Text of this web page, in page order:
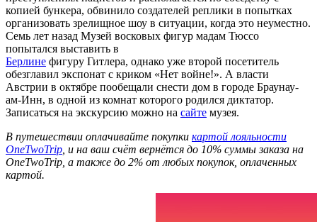
копией бункера, обвинило создателей реплики в попытках
организовать зрелищное шоу в ситуации, когда это неуместно.
Семь лет назад Музей восковых фигур мадам Тюссо
попытался выставить в
Берлине фигуру Гитлера, однако уже второй посетитель
обезглавил экспонат с криком «Нет войне!». А власти
Австрии в октябре пообещали снести дом в городе Браунау-
ам-Инн, в одной из комнат которого родился диктатор.
Записаться на экскурсию можно на сайте музея.
В путешествии оплачивайте покупки картой лояльности
OneTwoTrip , и на ваш счёт вернётся до 10% суммы заказа на
OneTwoTrip, а также до 2% от любых покупок, оплаченных
картой.